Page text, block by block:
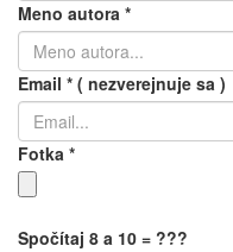
Meno autora *
Email * ( nezverejnuje sa )
Fotka *
Spočítaj 8 a 10 = ???